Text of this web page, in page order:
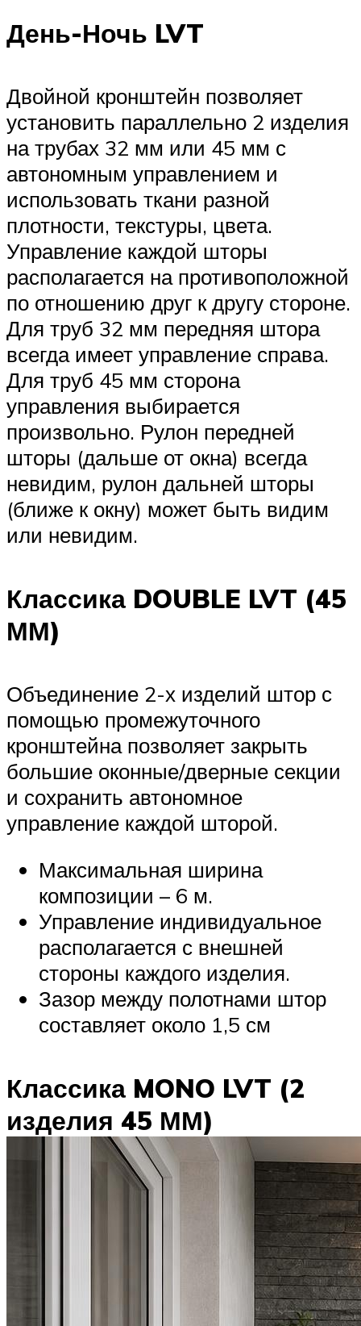
День-Ночь LVT
Двойной кронштейн позволяет
установить параллельно 2 изделия
на трубах 32 мм или 45 мм с
автономным управлением и
использовать ткани разной
плотности, текстуры, цвета.
Управление каждой шторы
располагается на противоположной
по отношению друг к другу стороне.
Для труб 32 мм передняя штора
всегда имеет управление справа.
Для труб 45 мм сторона
управления выбирается
произвольно. Рулон передней
шторы (дальше от окна) всегда
невидим, рулон дальней шторы
(ближе к окну) может быть видим
или невидим.
Классика DOUBLE LVT (45
ММ)
Объединение 2-х изделий штор с
помощью промежуточного
кронштейна позволяет закрыть
большие оконные/дверные секции
и сохранить автономное
управление каждой шторой.
Максимальная ширина
композиции – 6 м.
Управление индивидуальное
располагается с внешней
стороны каждого изделия.
Зазор между полотнами штор
составляет около 1,5 см
Классика MONO LVT (2
изделия 45 ММ)